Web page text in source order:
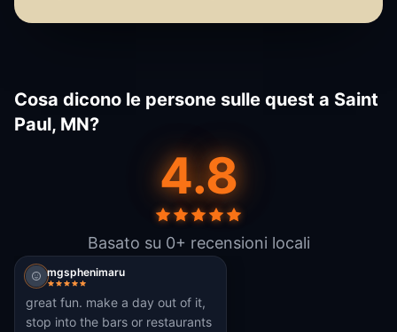
Cosa dicono le persone sulle quest a Saint
Paul, MN?
4.8
Basato su 0+ recensioni locali
mgsphenimaru
great fun. make a day out of it,
stop into the bars or restaurants